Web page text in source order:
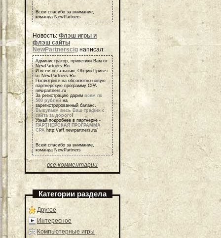
Всем спасибо за внимание,
команда NewPartners
Новость:Флэш игры и
флэш сайты
NewPartnerscig написал:
Администратор, приветики Вам от
NewPartners.Ru
И всем остальным, Общий Привет
от NewPartners.Ru
Посмотрите на обсолютно новую
партнерскую программу СРА
newpartners.ru
За регистрацию дарим всем по
500 рублей на
зарегистрированный баланс.
Выкупаем весь Ваш трафик с
сайта за дорого!
Узнай подробнее в партнерке -
ПАРТНЕРСКАЯ ПРОГРАММА
СРА http://aff.newpartners.ru/
Всем спасибо за внимание,
команда NewPartners
все комментарии
Категории раздела
Другое
Интересное
Компьютерные игры